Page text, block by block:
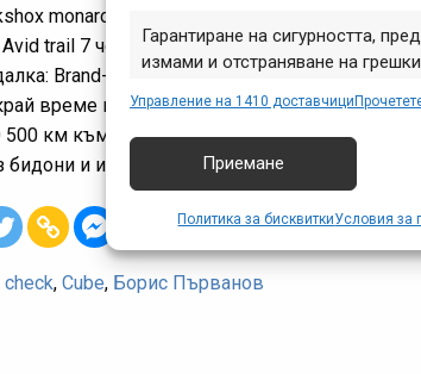
Гарантиране на сигурността,
измами и отстраняване на
съобщаване на избори за
Управление на 1410 доставчици
Приемане
Политика за бисквиткиУсловия за
monarch RT3 200×51
trail 7 четирибутални с 203мм дискове
Brand-X Ascend 150 mm
време ползвам Mavic crossride. За новия
500 км към август 2020 г.
бидони и инструменти по него.
check, Cube, Борис Първанов